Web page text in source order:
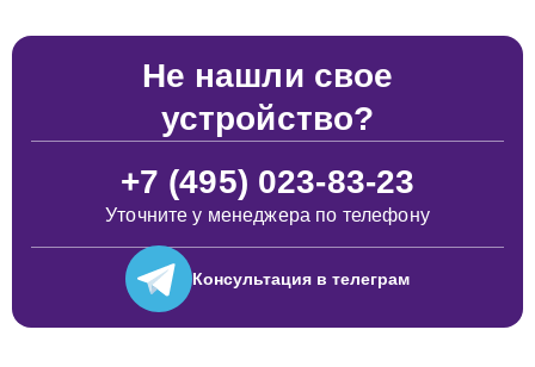
Не нашли свое
устройство?
+7 (495) 023-83-23
Уточните у менеджера по телефону
Консультация в телеграм